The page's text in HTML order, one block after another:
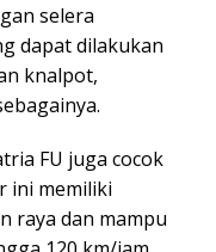
selera
dapat dilakukan
knalpot,
FU juga cocok
ini memiliki
raya dan mampu